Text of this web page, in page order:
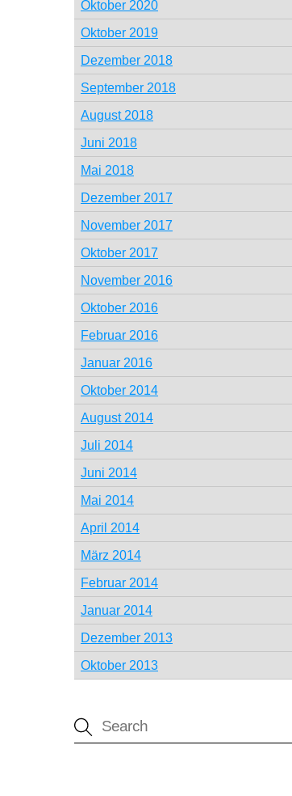
Oktober 2020
Oktober 2019
Dezember 2018
September 2018
August 2018
Juni 2018
Mai 2018
Dezember 2017
November 2017
Oktober 2017
November 2016
Oktober 2016
Februar 2016
Januar 2016
Oktober 2014
August 2014
Juli 2014
Juni 2014
Mai 2014
April 2014
März 2014
Februar 2014
Januar 2014
Dezember 2013
Oktober 2013